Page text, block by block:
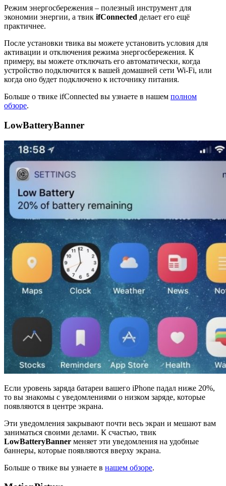
Режим энергосбережения – полезный инструмент для
экономии энергии, а твик ifConnected делает его ещё
практичнее.
После установки твика вы можете установить условия для
активации и отключения режима энергосбережения. К
примеру, вы можете отключать его автоматически, когда
устройство подключится к вашей домашней сети Wi-Fi, или
когда оно будет подключено к источнику питания.
Больше о твике ifConnected вы узнаете в нашем полном
обзоре.
LowBatteryBanner
Если уровень заряда батареи вашего iPhone падал ниже 20%,
то вы знакомы с уведомлениями о низком заряде, которые
появляются в центре экрана.
Эти уведомления закрывают почти весь экран и мешают вам
заниматься своими делами. К счастью, твик
LowBatteryBanner меняет эти уведомления на удобные
баннеры, которые появляются вверху экрана.
Больше о твике вы узнаете в нашем обзоре.